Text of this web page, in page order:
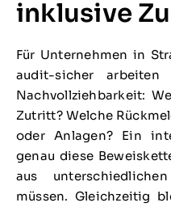
inklusive
Für Unternehmen in
audit-sicher
Nachvollziehbarkeit:
Zutritt? Welche
oder Anlagen? Ein
genau diese
aus
müssen. Gleichzeitig